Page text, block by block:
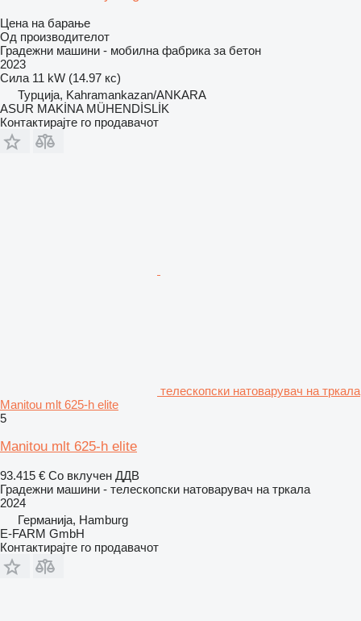
Цена на барање
Од производителот
Градежни машини - мобилна фабрика за бетон
2023
Сила 11 kW (14.97 кс)
Турција, Kahramankazan/ANKARA
ASUR MAKİNA MÜHENDİSLİK
Контактирајте го продавачот
телескопски натоварувач на тркала
Manitou mlt 625-h elite
5
Manitou mlt 625-h elite
93.415 € Со вклучен ДДВ
Градежни машини - телескопски натоварувач на тркала
2024
Германија, Hamburg
E-FARM GmbH
Контактирајте го продавачот